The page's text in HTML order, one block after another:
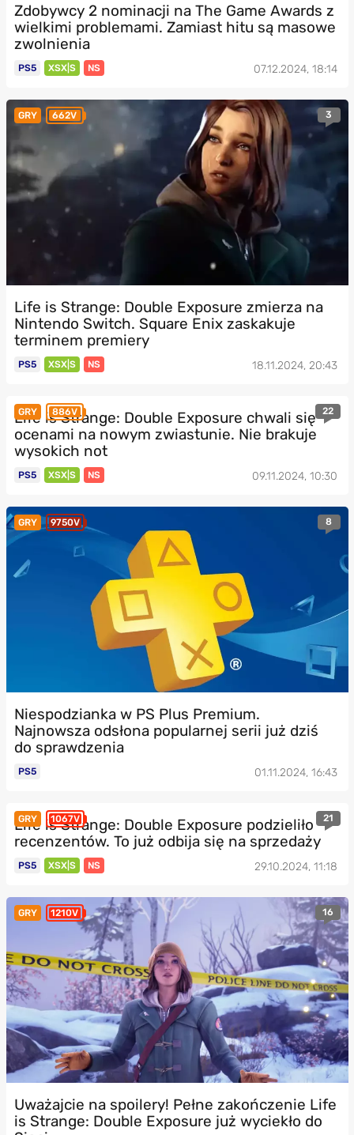
Zdobywcy 2 nominacji na The Game Awards z
wielkimi problemami. Zamiast hitu są masowe
zwolnienia
PS5 XSX|S NS 07.12.2024, 18:14
GRY 662V 3
Life is Strange: Double Exposure zmierza na
Nintendo Switch. Square Enix zaskakuje
terminem premiery
PS5 XSX|S NS 18.11.2024, 20:43
GRY 886V 22
Life is Strange: Double Exposure chwali się
ocenami na nowym zwiastunie. Nie brakuje
wysokich not
PS5 XSX|S NS 09.11.2024, 10:30
GRY 9750V 8
Niespodzianka w PS Plus Premium.
Najnowsza odsłona popularnej serii już dziś
do sprawdzenia
PS5 01.11.2024, 16:43
GRY 1067V 21
Life is Strange: Double Exposure podzieliło
recenzentów. To już odbija się na sprzedaży
PS5 XSX|S NS 29.10.2024, 11:18
GRY 1210V 16
Uważajcie na spoilery! Pełne zakończenie Life
is Strange: Double Exposure już wyciekło do